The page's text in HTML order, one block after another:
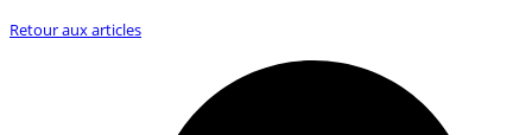
Retour aux articles